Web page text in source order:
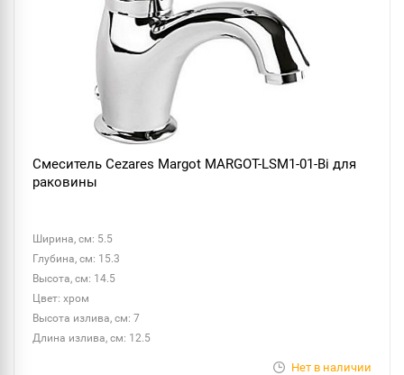
Смеситель Cezares Margot MARGOT-LSM1-01-Bi для
раковины
Ширина, см: 5.5
Глубина, см: 15.3
Высота, см: 14.5
Цвет: хром
Высота излива, см: 7
Длина излива, см: 12.5
Нет в наличии